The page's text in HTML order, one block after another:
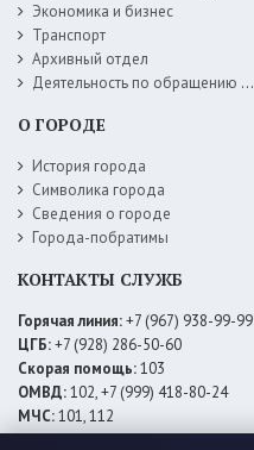
Экономика и бизнес
Транспорт
Архивный отдел
Деятельность по обращению с животными без владельцев
О ГОРОДЕ
История города
Символика города
Сведения о городе
Города-побратимы
КОНТАКТЫ СЛУЖБ
Горячая линия:+7 (967) 938-99-99
ЦГБ:+7 (928) 286-50-60
Скорая помощь:103
ОМВД:102, +7 (999) 418-80-24
МЧС:101, 112
ЕДДС:+7 (928) 576-09-83